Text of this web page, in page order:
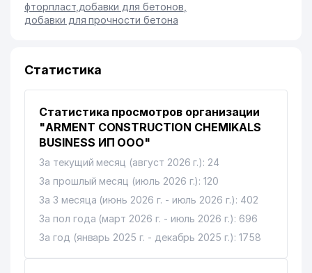
фторпласт, добавки для бетонов
добавки для прочности бетона
Статистика
Статистика просмотров организации
"ARMENT CONSTRUCTION CHEMIKALS
BUSINESS ИП ООО"
За текущий месяц (август 2026 г.): 24
За прошлый месяц (июль 2026 г.): 120
За 3 месяца (июнь 2026 г. - июль 2026 г.): 402
За пол года (март 2026 г. - июль 2026 г.): 696
За год (январь 2025 г. - декабрь 2025 г.): 1758